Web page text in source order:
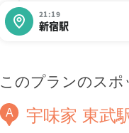
21:19
新宿駅
このプランのスポ
A 宇味家 東武